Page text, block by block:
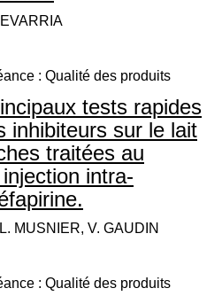
: Qualité des produits
tests rapides
inhibiteurs sur le lait
traitées au
intra-
MUSNIER, V. GAUDIN
: Qualité des produits